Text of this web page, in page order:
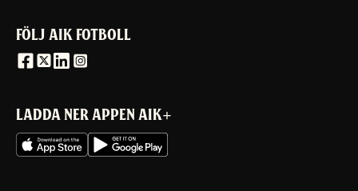
FÖLJ AIK FOTBOLL
LADDA NER APPEN AIK+